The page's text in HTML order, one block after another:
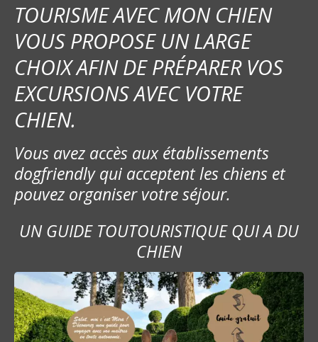
TOURISME AVEC MON CHIEN
VOUS PROPOSE UN LARGE
CHOIX AFIN DE PRÉPARER VOS
EXCURSIONS AVEC VOTRE
CHIEN.
Vous avez accès aux établissements
dogfriendly qui acceptent les chiens et
pouvez organiser votre séjour.
UN GUIDE TOUTOURISTIQUE QUI A DU
CHIEN